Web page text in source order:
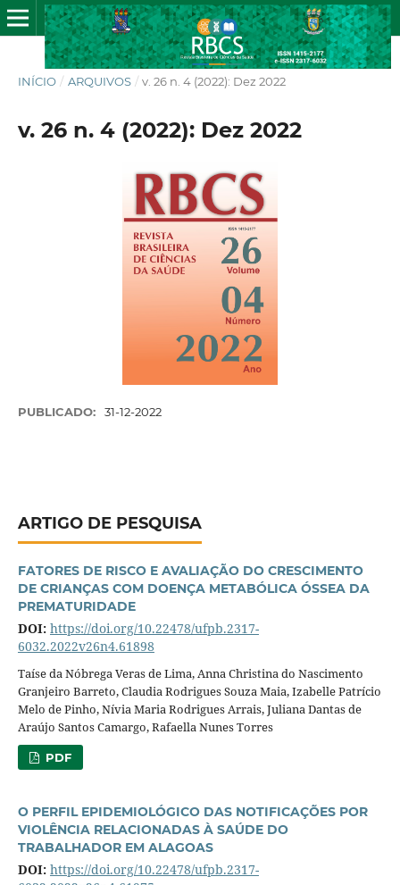
INÍCIO / ARQUIVOS / v. 26 n. 4 (2022): Dez 2022
v. 26 n. 4 (2022): Dez 2022
PUBLICADO: 31-12-2022
ARTIGO DE PESQUISA
FATORES DE RISCO E AVALIAÇÃO DO CRESCIMENTO
DE CRIANÇAS COM DOENÇA METABÓLICA ÓSSEA DA
PREMATURIDADE
DOI: https://doi.org/10.22478/ufpb.2317-
6032.2022v26n4.61898
Taíse da Nóbrega Veras de Lima, Anna Christina do Nascimento
Granjeiro Barreto, Claudia Rodrigues Souza Maia, Izabelle Patrício
Melo de Pinho, Nívia Maria Rodrigues Arrais, Juliana Dantas de
Araújo Santos Camargo, Rafaella Nunes Torres
PDF
O PERFIL EPIDEMIOLÓGICO DAS NOTIFICAÇÕES POR
VIOLÊNCIA RELACIONADAS À SAÚDE DO
TRABALHADOR EM ALAGOAS
DOI: https://doi.org/10.22478/ufpb.2317-